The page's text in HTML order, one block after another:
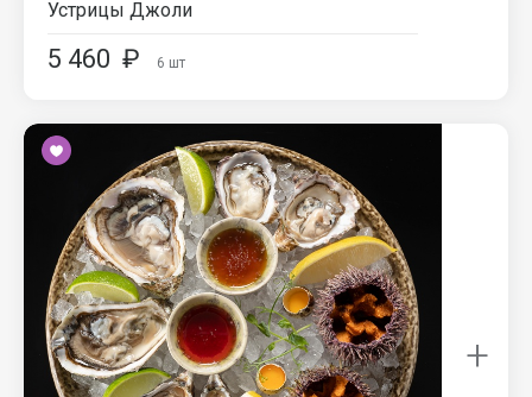
Устрицы Джоли
5 460 ₽ 6 шт
+